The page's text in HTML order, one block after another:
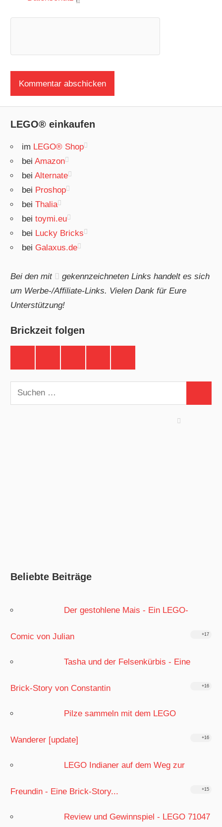
LEGO® einkaufen
im LEGO® Shop
beiAmazon
beiAlternate
bei Proshop
beiThalia
beitoymi.eu
bei Lucky Bricks
bei Galaxus.de
Bei den mit
gekennzeichneten Links handelt es sich
um Werbe-/Affiliate-Links. Vielen Dank für Eure
Unterstützung!
Brickzeit folgen
Suchen
nach:
Beliebte Beiträge
Der gestohlene Mais - Ein LEGO-
Comic von Julian +17
Tasha und der Felsenkürbis - Eine
Brick-Story von Constantin +16
Pilze sammeln mit dem LEGO
Wanderer [update] +16
LEGO Indianer auf dem Weg zur
Freundin - Eine Brick-Story... +15
Review und Gewinnspiel - LEGO 71047